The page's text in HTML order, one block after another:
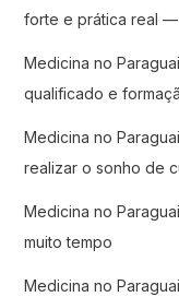
forte e prática real —
Medicina no
qualificado e
Medicina no
realizar o sonho de
Medicina no
muito tempo
Medicina no